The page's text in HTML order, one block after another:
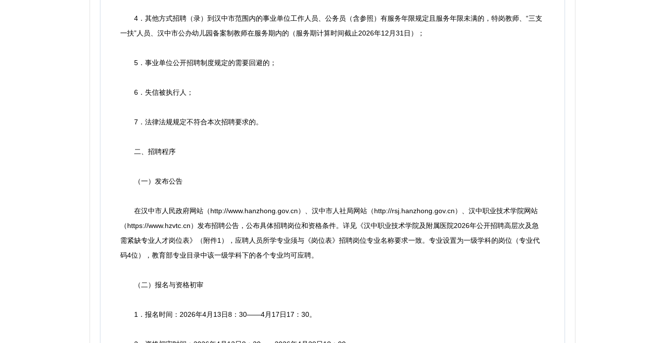
4．其他方式招聘（录）到汉中市范围内的事业单位工作人员、公务员（含参照）有服务年限规定且服务年限未满的，特岗教师、“三支
一扶”人员、汉中市公办幼儿园备案制教师在服务期内的（服务期计算时间截止2026年12月31日）；
5．事业单位公开招聘制度规定的需要回避的；
6．失信被执行人；
7．法律法规规定不符合本次招聘要求的。
二、招聘程序
（一）发布公告
在汉中市人民政府网站（http://www.hanzhong.gov.cn）、汉中市人社局网站（http://rsj.hanzhong.gov.cn）、汉中职业技术学院网站
（https://www.hzvtc.cn）发布招聘公告，公布具体招聘岗位和资格条件。详见《汉中职业技术学院及附属医院2026年公开招聘高层次及急
需紧缺专业人才岗位表》（附件1），应聘人员所学专业须与《岗位表》招聘岗位专业名称要求一致。专业设置为一级学科的岗位（专业代
码4位），教育部专业目录中该一级学科下的各个专业均可应聘。
（二）报名与资格初审
1．报名时间：2026年4月13日8：30——4月17日17：30。